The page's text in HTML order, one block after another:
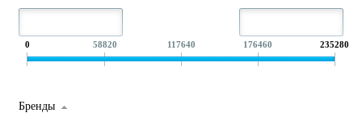
0 58820 117640 176460 235280
Бренды